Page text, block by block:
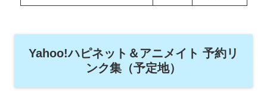
Yahoo!ハピネット＆アニメイト 予約リ
ンク集（予定地）